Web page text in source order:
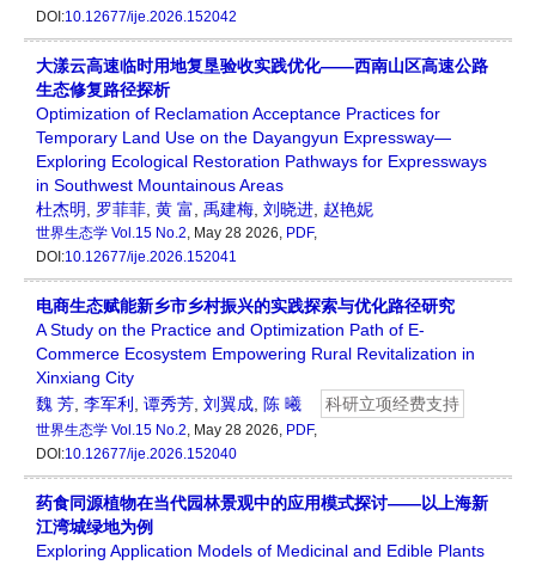
DOI:10.12677/ije.2026.152042
大漾云高速临时用地复垦验收实践优化——西南山区高速公路
生态修复路径探析
Optimization of Reclamation Acceptance Practices for
Temporary Land Use on the Dayangyun Expressway—
Exploring Ecological Restoration Pathways for Expressways
in Southwest Mountainous Areas
杜杰明
罗菲菲 黄 富 禹建梅 刘晓进 赵艳妮
世界生态学 Vol.15 No.2, May 28 2026, PDF,
DOI:10.12677/ije.2026.152041
电商生态赋能新乡市乡村振兴的实践探索与优化路径研究
A Study on the Practice and Optimization Path of E-
Commerce Ecosystem Empowering Rural Revitalization in
Xinxiang City
魏 芳 李军利 谭秀芳 刘翼成 陈 曦 科研立项经费支持
世界生态学 Vol.15 No.2, May 28 2026, PDF,
DOI:10.12677/ije.2026.152040
药食同源植物在当代园林景观中的应用模式探讨——以上海新
江湾城绿地为例
Exploring Application Models of Medicinal and Edible Plants